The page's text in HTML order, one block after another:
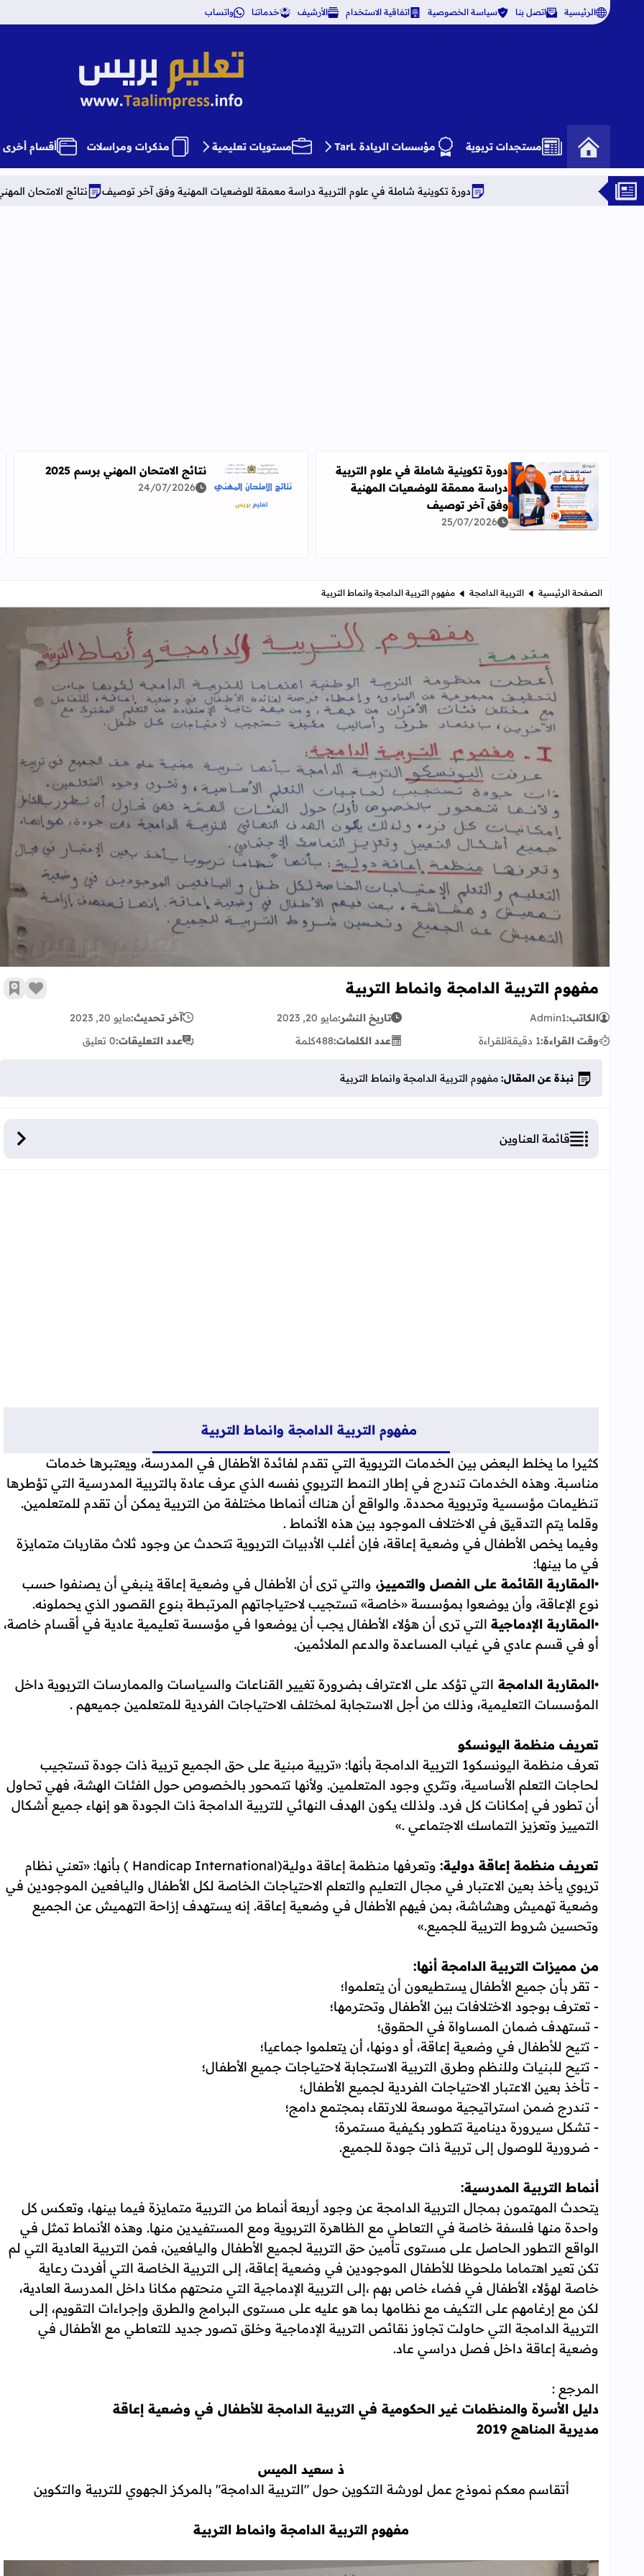
الرئيسية اتصل بنا سياسة الخصوصية اتفاقية الاستخدام الأرشيف خدماتنا واتساب
تعليم بريس TaalimPress
مستجدات تربوية مؤسسات الريادة TarL مستويات تعليمية مذكرات ومراسلات أقسام أخرى
دورة تكوينية شاملة في علوم التربية دراسة معمقة للوضعيات المهنية وفق آخر توصيف نتائج الامتحان المهني برسم 2025 النتائج
اقرأ المزيد عن دورة تكوينية شاملة في علوم التربية دراسة معمقة للوضعيات المهنية وفق آخر توصيف
دورة تكوينية شاملة في علوم التربية
دراسة معمقة للوضعيات المهنية
وفق آخر توصيف
25/07/2026
اقرأ المزيد عن نتائج الامتحان المهني برسم 2025
نتائج الامتحان المهني برسم 2025
24/07/2026
الصفحة الرئيسية التربية الدامجة مفهوم التربية الدامجة وانماط التربية
مفهوم التربية الدامجة وانماط التربية
مفهوم التربية الدامجة وانماط التربية زر
الكاتب:Admin1 تاريخ النشر:مايو 20, 2023 آخر تحديث:مايو 20, 2023
وقت القراءة:1 دقيقة للقراءة عدد الكلمات:488كلمة عدد التعليقات:0 تعليق
نبذة عن المقال: مفهوم التربية الدامجة وانماط التربية
قائمة العناوين
مفهوم التربية الدامجة وانماط التربية
كثيرا ما يخلط البعض بين الخدمات التربوية التي تقدم لفائدة الأطفال في المدرسة، ويعتبرها خدمات
مناسبة. وهذه الخدمات تندرج في إطار النمط التربوي نفسه الذي عرف عادة بالتربية المدرسية التي تؤطرها
تنظيمات مؤسسية وتربوية محددة. والواقع أن هناك أنماطا مختلفة من التربية يمكن أن تقدم للمتعلمين.
وقلما يتم التدقيق في الاختلاف الموجود بين هذه الأنماط .
وفيما يخص الأطفال في وضعية إعاقة، فإن أغلب الأدبيات التربوية تتحدث عن وجود ثلاث مقاربات متمايزة
في ما بينها:
•المقاربة القائمة على الفصل والتمييز، والتي ترى أن الأطفال في وضعية إعاقة ينبغي أن يصنفوا حسب
نوع الإعاقة، وأن يوضعوا بمؤسسة «خاصة» تستجيب لاحتياجاتهم المرتبطة بنوع القصور الذي يحملونه.
•المقاربة الإدماجية التي ترى أن هؤلاء الأطفال يجب أن يوضعوا في مؤسسة تعليمية عادية في أقسام خاصة،
أو في قسم عادي في غياب المساعدة والدعم الملائمين.
•المقاربة الدامجة التي تؤكد على الاعتراف بضرورة تغيير القناعات والسياسات والممارسات التربوية داخل
المؤسسات التعليمية، وذلك من أجل الاستجابة لمختلف الاحتياجات الفردية للمتعلمين جميعهم .
تعريف منظمة اليونسكو
تعرف منظمة اليونسكو1 التربية الدامجة بأنها: «تربية مبنية على حق الجميع تربية ذات جودة تستجيب
لحاجات التعلم الأساسية، وتثري وجود المتعلمين. ولأنها تتمحور بالخصوص حول الفئات الهشة، فهي تحاول
أن تطور في إمكانات كل فرد. ولذلك يكون الهدف النهائي للتربية الدامجة ذات الجودة هو إنهاء جميع أشكال
التمييز وتعزيز التماسك الاجتماعي .»
تعريف منظمة إعاقة دولية:
وتعرفها منظمة إعاقة دولية(Handicap International ) بأنها: «تعني نظام
تربوي يأخذ بعين الاعتبار في مجال التعليم والتعلم الاحتياجات الخاصة لكل الأطفال واليافعين الموجودين في
وضعية تهميش وهشاشة، بمن فيهم الأطفال في وضعية إعاقة. إنه يستهدف إزاحة التهميش عن الجميع
وتحسين شروط التربية للجميع.»
من مميزات التربية الدامجة أنها:
- تقر بأن جميع الأطفال يستطيعون أن يتعلموا؛
- تعترف بوجود الاختلافات بين الأطفال وتحترمها؛
- تستهدف ضمان المساواة في الحقوق؛
- تتيح للأطفال في وضعية إعاقة، أو دونها، أن يتعلموا جماعيا؛
- تتيح للبنيات وللنظم وطرق التربية الاستجابة لاحتياجات جميع الأطفال؛
- تأخذ بعين الاعتبار الاحتياجات الفردية لجميع الأطفال؛
- تندرج ضمن استراتيجية موسعة للارتقاء بمجتمع دامج؛
- تشكل سيرورة دينامية تتطور بكيفية مستمرة؛
- ضرورية للوصول إلى تربية ذات جودة للجميع.
أنماط التربية المدرسية:
يتحدث المهتمون بمجال التربية الدامجة عن وجود أربعة أنماط من التربية متمايزة فيما بينها، وتعكس كل
واحدة منها فلسفة خاصة في التعاطي مع الظاهرة التربوية ومع المستفيدين منها. وهذه الأنماط تمثل في
الواقع التطور الحاصل على مستوى تأمين حق التربية لجميع الأطفال واليافعين، فمن التربية العادية التي لم
تكن تعير اهتماما ملحوظا للأطفال الموجودين في وضعية إعاقة، إلى التربية الخاصة التي أفردت رعاية
خاصة لهؤلاء الأطفال في فضاء خاص بهم ،إلى التربية الإدماجية التي منحتهم مكانا داخل المدرسة العادية،
لكن مع إرغامهم على التكيف مع نظامها بما هو عليه على مستوى البرامج والطرق وإجراءات التقويم، إلى
التربية الدامجة التي حاولت تجاوز نقائص التربية الإدماجية وخلق تصور جديد للتعاطي مع الأطفال في
وضعية إعاقة داخل فصل دراسي عاد.
المرجع :
دليل الأسرة والمنظمات غير الحكومية في التربية الدامجة للأطفال في وضعية إعاقة
مديرية المناهج 2019
ذ سعيد الميس
أتقاسم معكم نموذج عمل لورشة التكوين حول "التربية الدامجة" بالمركز الجهوي للتربية والتكوين
مفهوم التربية الدامجة وانماط التربية